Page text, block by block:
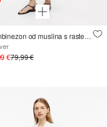
Kombinezon od muslina s rastezljivim pojasom
€79,99 €